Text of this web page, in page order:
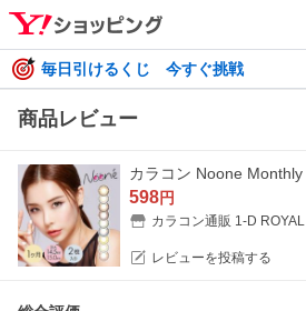
毎日引けるくじ 今すぐ挑戦
商品レビュー
598円
カラコン通販 1-D ROYAL
レビューを投稿する